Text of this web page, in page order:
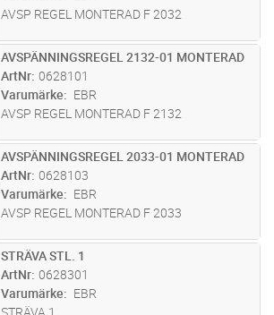
AVSP REGEL MONTERAD F 2032
ST Lägg i kundvagn
AVSPÄNNINGSREGEL 2132-01 MONTERAD
ArtNr 0628101
Varumärke
EBR
AVSP REGEL MONTERAD F 2132
ST Lägg i kundvagn
AVSPÄNNINGSREGEL 2033-01 MONTERAD
ArtNr 0628103
Varumärke
EBR
AVSP REGEL MONTERAD F 2033
ST Lägg i kundvagn
STRÄVA STL. 1
ArtNr 0628301
Varumärke
EBR